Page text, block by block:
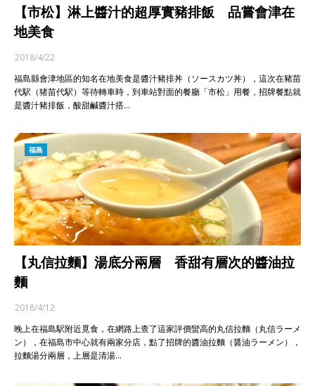
【市松】淋上醬汁的超厚實豬排飯 品嘗會津在
地美食
2018/4/22
福島縣會津地區的知名在地美食是醬汁豬排丼（ソースカツ丼），這次在豬苗
代駅（猪苗代駅）等待轉車時，到車站對面的餐廳「市松」用餐，招牌餐點就
是醬汁豬排飯，酸甜鹹醬汁搭…
福島
【丸信拉麵】湯底分兩層 香甜有層次的醬油拉
麵
2018/4/12
晚上在福島駅附近覓食，在網路上查了這家評價蠻高的丸信拉麵（丸信ラーメ
ン），在福島市中心就有兩家分店，點了招牌的醬油拉麵（醤油ラーメン），
拉麵湯分兩層，上層是清湯…